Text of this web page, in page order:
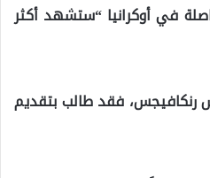
في أوكرانيا “ستشهد أكثر
رنكافيجس، فقد طالب بتقديم